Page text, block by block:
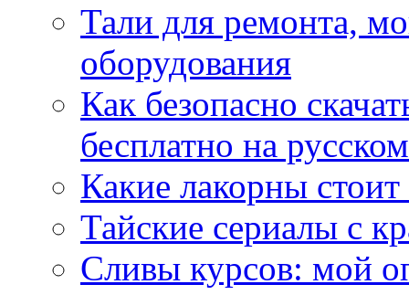
Тали для ремонта,
оборудования
Как безопасно
бесплатно на
Какие лакорны
Тайские сериалы с
Сливы курсов: мой